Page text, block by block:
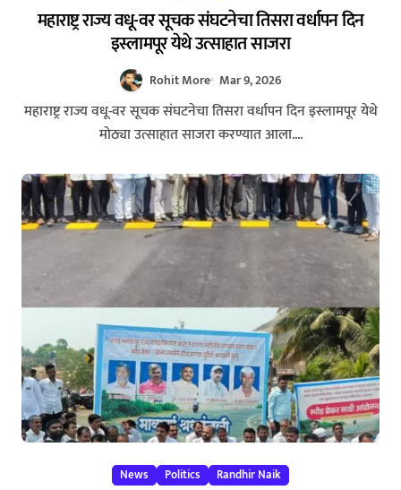
महाराष्ट्र राज्य वधू-वर सूचक संघटनेचा तिसरा वर्धापन दिन
इस्लामपूर येथे उत्साहात साजरा
Rohit More Mar 9, 2026
महाराष्ट्र राज्य वधू-वर सूचक संघटनेचा तिसरा वर्धापन दिन इस्लामपूर येथे
मोठ्या उत्साहात साजरा करण्यात आला....
News Politics Randhir Naik